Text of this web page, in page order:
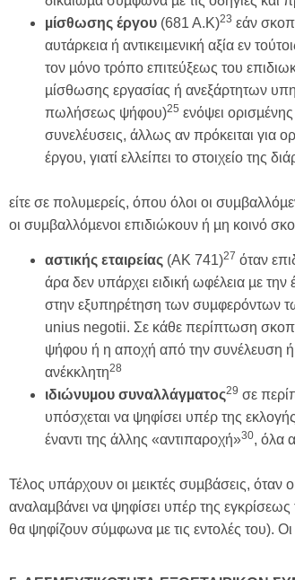
µίσθωσης έργου (681 Α.Κ)23 εάν
αυτάρκεια ή αντικειµενική αξία εν
τον µόνο τρόπο επιτεύξεως του
µίσθωσης εργασίας ή ανεξάρτητων
πωλήσεως ψήφου)25 ενόψει
συνελέυσεις, άλλως αν πρόκειται για
έργου, γιατί ελλείπει το στοιχείο της
είτε σε πολυµερείς, όπου όλοι οι
οι συµβαλλόµενοι επιδιώκουν ή µη κοινό
αστικής εταιρείας (ΑΚ 741)27 όταν
άρα δεν υπάρχει ειδική ωφέλεια µε
στην εξυπηρέτηση των συµφερόντων
unius negotii. Σε κάθε περίπτωση
ψήφου ή η αποχή από την συνέλευση ή
ανέκκλητη28
ιδιώνυµου συναλλάγµατος29 σε
υπόσχεται να ψηφίσει υπέρ της
έναντι της άλλης «αντιπαροχή»30, όλα
Τέλος υπάρχουν οι µεικτές συµβάσεις,
αναλαµβάνει να ψηφίσει υπέρ της
θα ψηφίζουν σύµφωνα µε τις εντολές του).